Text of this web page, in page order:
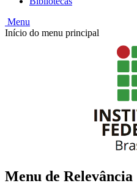
Menu
Início do menu principal
Menu de Relevância